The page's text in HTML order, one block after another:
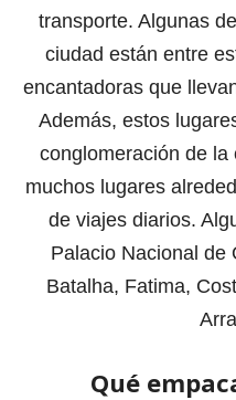
transporte. Algunas
ciudad están entre
encantadoras que
Además, estos
conglomeración de la
muchos lugares
de viajes diarios.
Palacio Nacional de
Batalha, Fatima,
Qué